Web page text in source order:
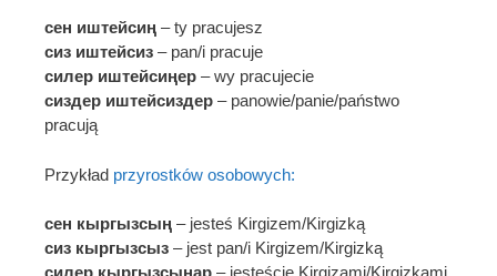
сен иштейсиң – ty pracujesz
сиз иштейсиз – pan/i pracuje
силер иштейсиңер – wy pracujecie
сиздер иштейсиздер – panowie/panie/państwo
pracują
Przykład przyrostków osobowych:
сен кыргызсың – jesteś Kirgizem/Kirgizką
сиз кыргызсыз – jest pan/i Kirgizem/Kirgizką